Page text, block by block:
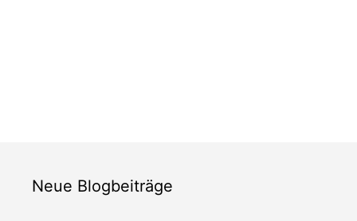
Neue Blogbeiträge